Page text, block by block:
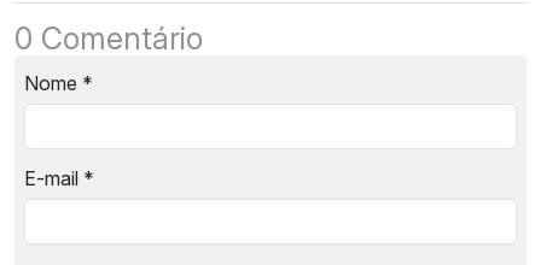
0 Comentário
Nome *
E-mail *